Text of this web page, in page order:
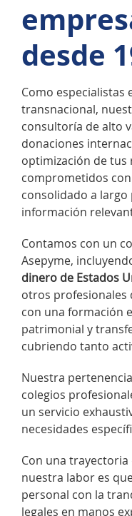
desde
Como especialistas
transnacional,
consultoría de alto
donaciones
optimización de tus
comprometidos
consolidado a
información
Contamos con un
Asepyme,
dinero de Estados
otros profesionales
con una formación
patrimonial y
cubriendo tanto
Nuestra
colegios
un servicio
necesidades
Con una trayectoria
nuestra labor es
personal con la
legales en manos